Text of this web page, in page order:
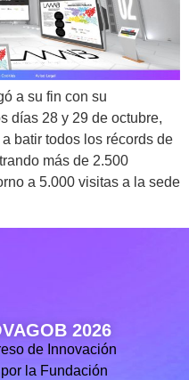
a su fin con su
días 28 y 29 de octubre,
batir todos los récords de
más de 2.500
a 5.000 visitas a la sede
2026
de Innovación
la Fundación